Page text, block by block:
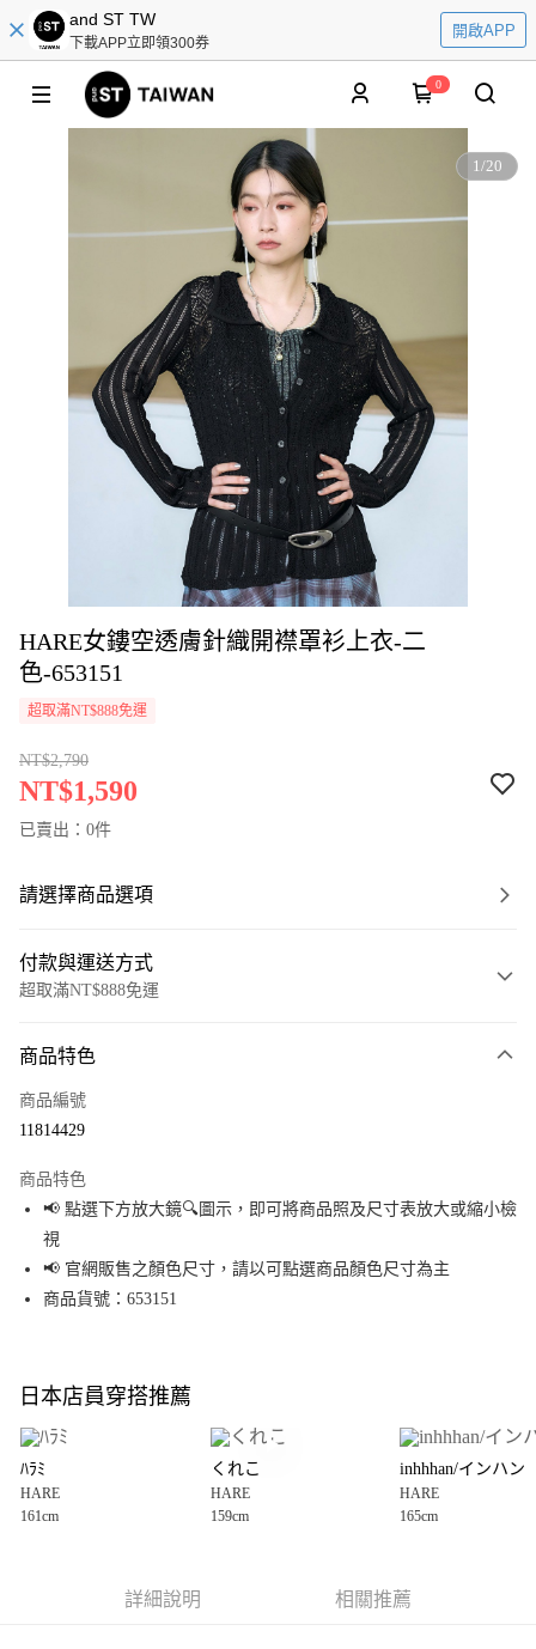
and ST TW
下載APP立即領300券
開啟APP
0
1/20
HARE女鏤空透膚針織開襟罩衫上衣-二
色-653151
超取滿NT$888免運
NT$2,790
NT$1,590
已賣出：0件
請選擇商品選項
付款與運送方式
超取滿NT$888免運
信用卡一次付款
Apple Pay
街口支付
悠遊付
全盈+PAY
大哥付你分期
【大哥付你分期使用說明】
1.本服務由台灣大哥大提供，台灣大哥大用戶可立即使用無須另外申請。
2.付款方式選擇「大哥付你分期」，訂單成立後會自動跳轉到大哥付的交易
3.實際核准額度、可分期數及費用金額請依後續交易確認頁面所載為準。
4.訂單成立30分鐘內，如未前往確認交易或遇審核未通過，訂單將自動取
AFTEE先享後付
商品特色
商品編號
11814429
商品特色
📢 點選下方放大鏡🔍圖示，即可將商品照及尺寸表放大或縮小檢
視
📢 官網販售之顏色尺寸，請以可點選商品顏色尺寸為主
商品貨號：653151
日本店員穿搭推薦
ﾊﾗﾐ
HARE
161cm
くれこ
HARE
159cm
inhhhan/インハン
HARE
165cm
詳細說明 相關推薦